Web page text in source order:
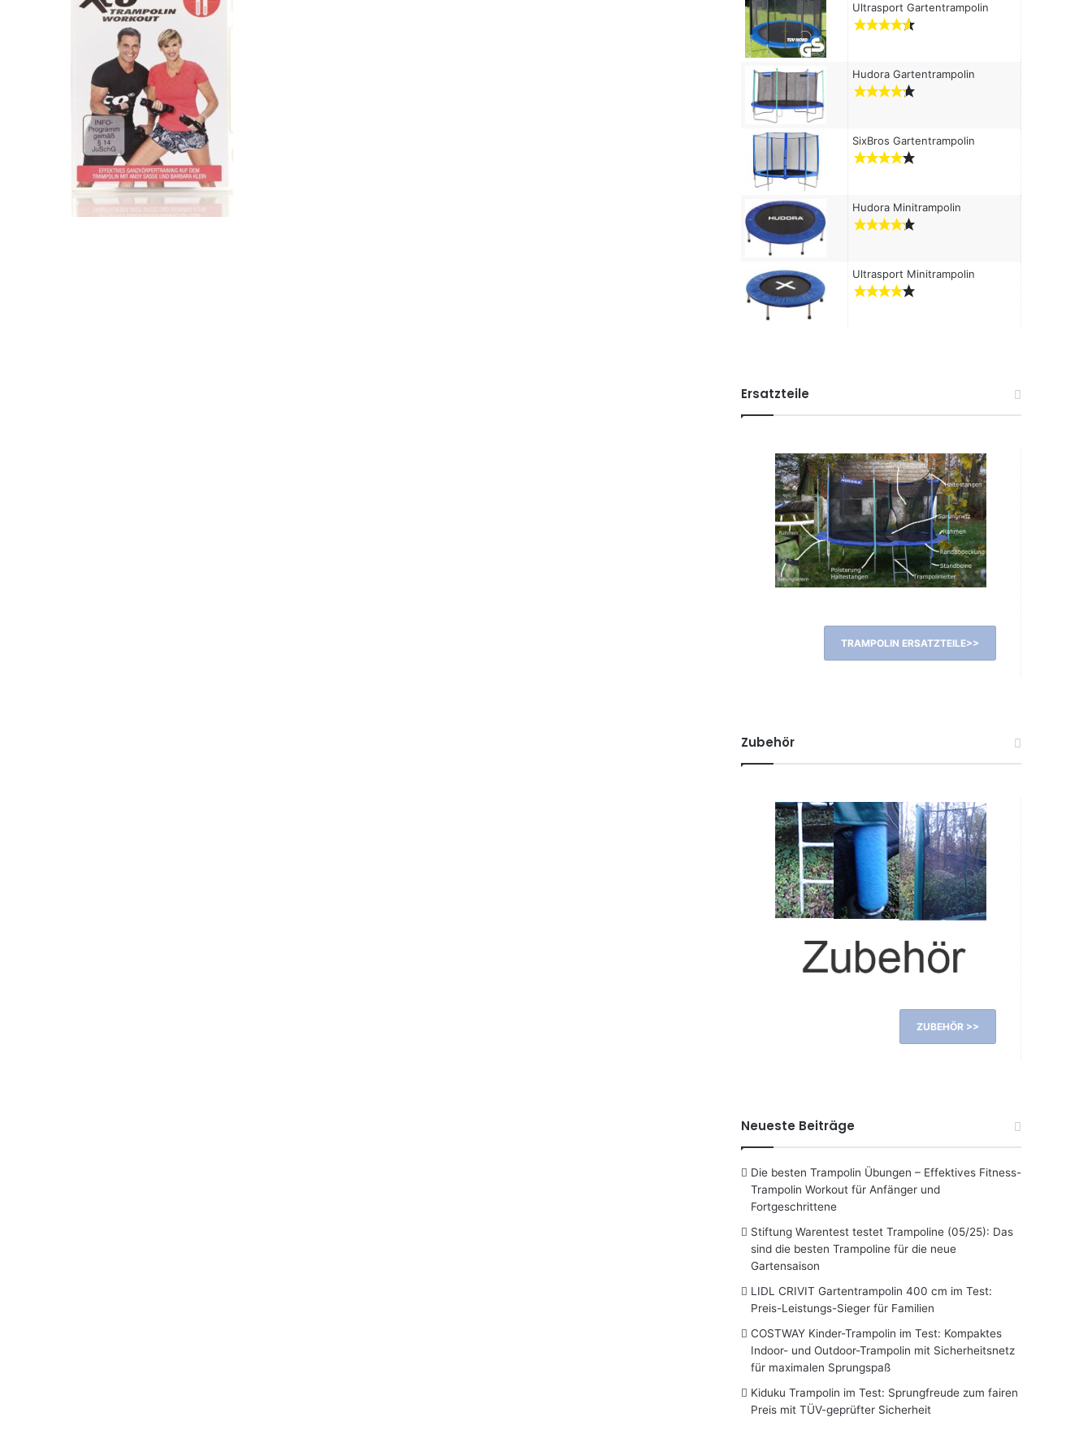
Ultrasport Gartentrampolin
Hudora Gartentrampolin
SixBros Gartentrampolin
Hudora Minitrampolin
Ultrasport Minitrampolin
Ersatzteile
TRAMPOLIN ERSATZTEILE>>
Zubehör
ZUBEHÖR >>
Neueste Beiträge
Die besten Trampolin Übungen – Effektives Fitness-
Trampolin Workout für Anfänger und
Fortgeschrittene
Stiftung Warentest testet Trampoline (05/25): Das
sind die besten Trampoline für die neue
Gartensaison
LIDL CRIVIT Gartentrampolin 400 cm im Test:
Preis-Leistungs-Sieger für Familien
COSTWAY Kinder-Trampolin im Test: Kompaktes
Indoor- und Outdoor-Trampolin mit Sicherheitsnetz
für maximalen Sprungspaß
Kiduku Trampolin im Test: Sprungfreude zum fairen
Preis mit TÜV-geprüfter Sicherheit